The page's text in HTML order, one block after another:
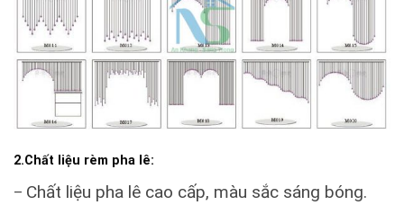
2.Chất liệu rèm pha lê:
– Chất liệu pha lê cao cấp, màu sắc sáng bóng.